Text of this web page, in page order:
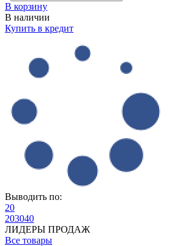
В корзину
В наличии
Купить в кредит
Выводить по:
20
203040
ЛИДЕРЫ ПРОДАЖ
Все товары